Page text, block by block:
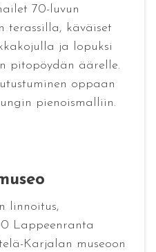
70-luvun
terassilla, käväiset
ja lopuksi
pitopöydän äärelle.
oppaan
pienoismalliin.
linnoitus,
Lappeenranta
Karjalan museoon